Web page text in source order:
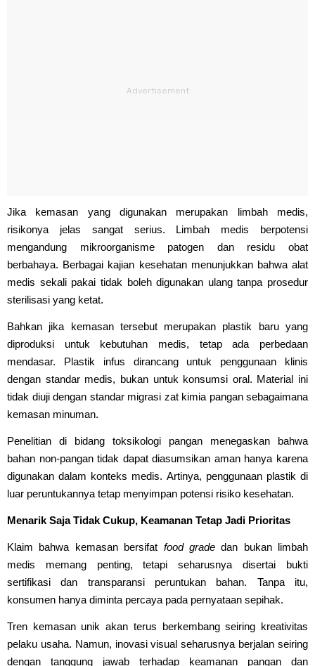
Jika kemasan yang digunakan merupakan limbah medis,
risikonya jelas sangat serius. Limbah medis berpotensi
mengandung mikroorganisme patogen dan residu obat
berbahaya. Berbagai kajian kesehatan menunjukkan bahwa alat
medis sekali pakai tidak boleh digunakan ulang tanpa prosedur
sterilisasi yang ketat.
Bahkan jika kemasan tersebut merupakan plastik baru yang
diproduksi untuk kebutuhan medis, tetap ada perbedaan
mendasar. Plastik infus dirancang untuk penggunaan klinis
dengan standar medis, bukan untuk konsumsi oral. Material ini
tidak diuji dengan standar migrasi zat kimia pangan sebagaimana
kemasan minuman.
Penelitian di bidang toksikologi pangan menegaskan bahwa
bahan non-pangan tidak dapat diasumsikan aman hanya karena
digunakan dalam konteks medis. Artinya, penggunaan plastik di
luar peruntukannya tetap menyimpan potensi risiko kesehatan.
Menarik Saja Tidak Cukup, Keamanan Tetap Jadi Prioritas
Klaim bahwa kemasan bersifat food gradedan bukan limbah
medis memang penting, tetapi seharusnya disertai bukti
sertifikasi dan transparansi peruntukan bahan. Tanpa itu,
konsumen hanya diminta percaya pada pernyataan sepihak.
Tren kemasan unik akan terus berkembang seiring kreativitas
pelaku usaha. Namun, inovasi visual seharusnya berjalan seiring
dengan tanggung jawab terhadap keamanan pangan dan